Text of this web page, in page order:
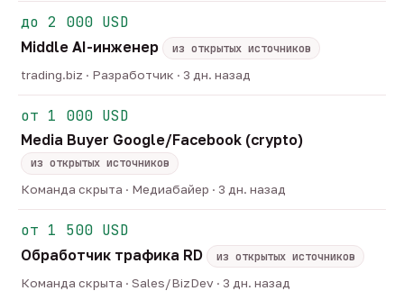
до 2 000 USD
Middle AI-инженер
из открытых источников
trading.biz · Разработчик · 3 дн. назад
от 1 000 USD
Media Buyer Google/Facebook (crypto)
из открытых источников
Команда скрыта · Медиабайер · 3 дн. назад
от 1 500 USD
Обработчик трафика RD
из открытых источников
Команда скрыта · Sales/BizDev · 3 дн. назад